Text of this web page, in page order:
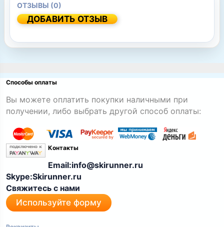
ОТЗЫВЫ (0)
ДОБАВИТЬ ОТЗЫВ
Способы оплаты
Вы можете оплатить покупки наличными при
получении, либо выбрать другой способ оплаты:
Контакты
Email:info@skirunner.ru
Skype:Skirunner.ru
Свяжитесь с нами
Используйте форму